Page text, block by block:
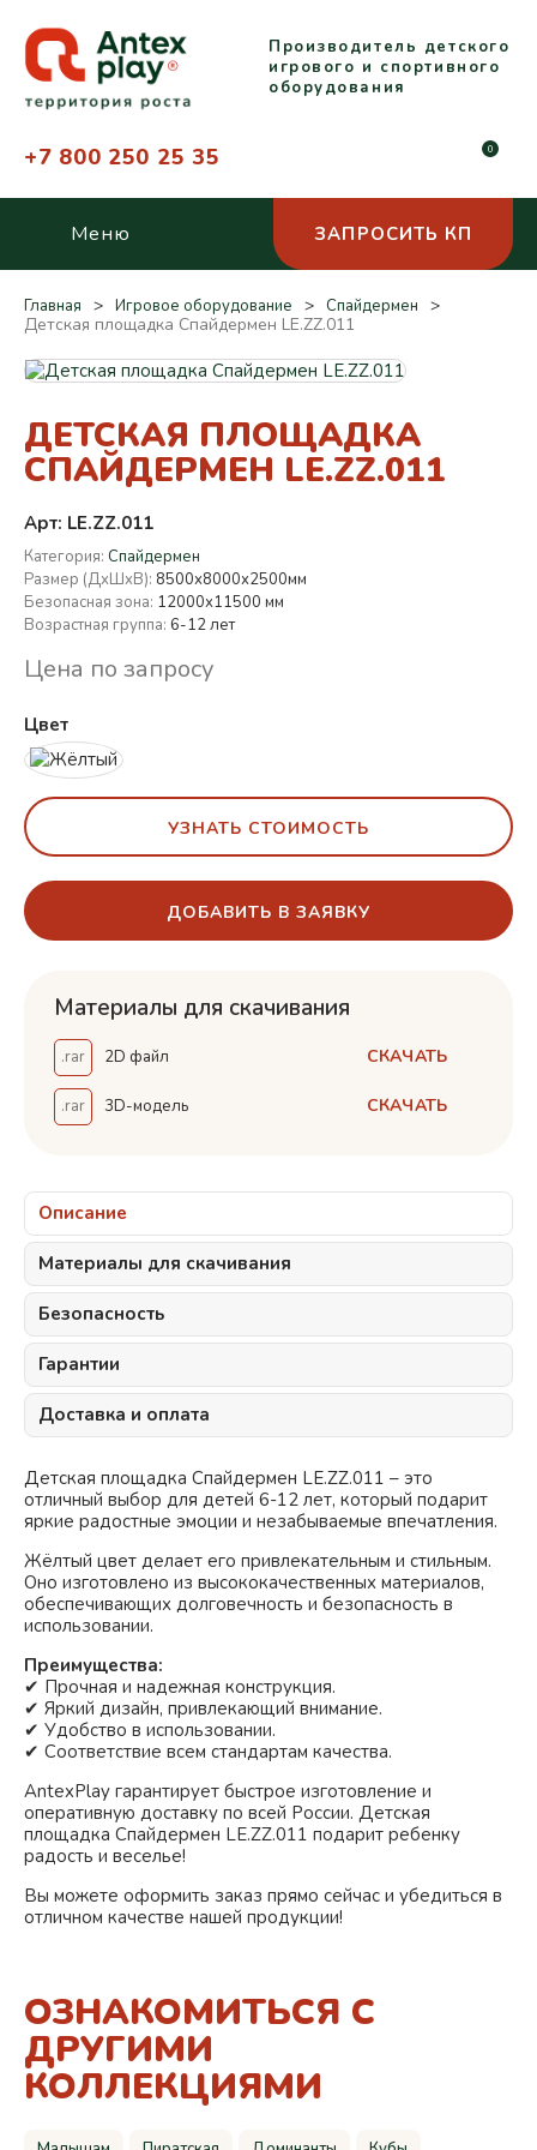
Производитель детского
игрового и спортивного
оборудования
+7 800 250 25 35 0
Меню ЗАПРОСИТЬ КП
Главная Игровое оборудование Спайдермен
Детская площадка Спайдермен LE.ZZ.011
ДЕТСКАЯ ПЛОЩАДКА
СПАЙДЕРМЕН LE.ZZ.011
Арт: LE.ZZ.011
Категория: Спайдермен
Размер (ДхШхВ): 8500х8000х2500мм
Безопасная зона: 12000х11500 мм
Возрастная группа: 6-12 лет
Цена по запросу
Цвет
УЗНАТЬ СТОИМОСТЬ
ДОБАВИТЬ В ЗАЯВКУ
Материалы для скачивания
.rar 2D файл СКАЧАТЬ
.rar 3D-модель СКАЧАТЬ
Описание
Материалы для скачивания
Безопасность
Гарантии
Доставка и оплата
Детская площадка Спайдермен LE.ZZ.011 – это
отличный выбор для детей 6-12 лет, который подарит
яркие радостные эмоции и незабываемые впечатления.
Жёлтый цвет делает его привлекательным и стильным.
Оно изготовлено из высококачественных материалов,
обеспечивающих долговечность и безопасность в
использовании.
Преимущества:
✔ Прочная и надежная конструкция.
✔ Яркий дизайн, привлекающий внимание.
✔ Удобство в использовании.
✔ Соответствие всем стандартам качества.
AntexPlay гарантирует быстрое изготовление и
оперативную доставку по всей России. Детская
площадка Спайдермен LE.ZZ.011 подарит ребенку
радость и веселье!
Вы можете оформить заказ прямо сейчас и убедиться в
отличном качестве нашей продукции!
ОЗНАКОМИТЬСЯ С
ДРУГИМИ
КОЛЛЕКЦИЯМИ